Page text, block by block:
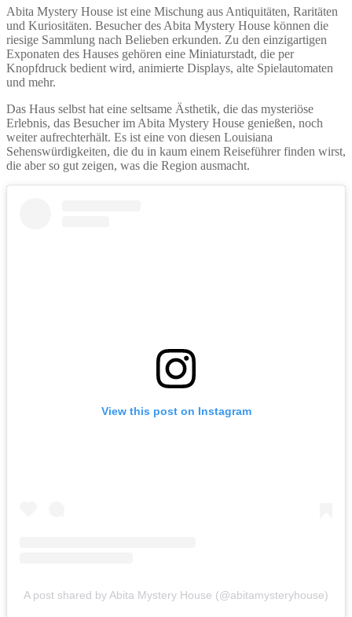
Abita Mystery House ist eine Mischung aus Antiquitäten, Raritäten
und Kuriositäten. Besucher des Abita Mystery House können die
riesige Sammlung nach Belieben erkunden. Zu den einzigartigen
Exponaten des Hauses gehören eine Miniaturstadt, die per
Knopfdruck bedient wird, animierte Displays, alte Spielautomaten
und mehr.
Das Haus selbst hat eine seltsame Ästhetik, die das mysteriöse
Erlebnis, das Besucher im Abita Mystery House genießen, noch
weiter aufrechterhält. Es ist eine von diesen Louisiana
Sehenswürdigkeiten, die du in kaum einem Reiseführer finden wirst,
die aber so gut zeigen, was die Region ausmacht.
View this post on Instagram
A post shared by Abita Mystery House (@abitamysteryhouse)